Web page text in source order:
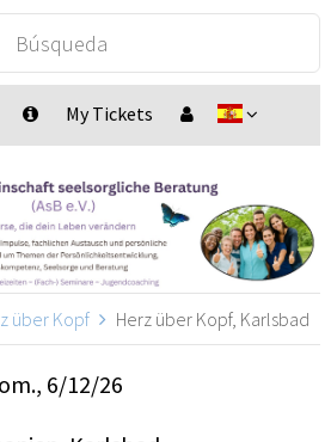
My Tickets
über Kopf Herz über Kopf, Karlsbad
6/12/26